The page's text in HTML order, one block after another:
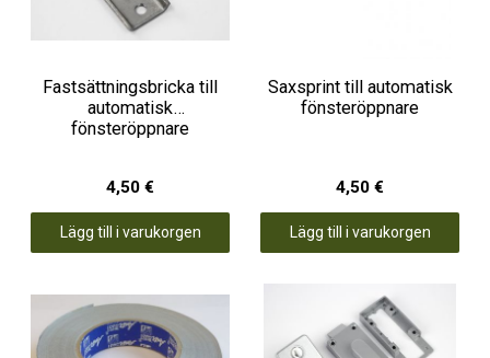
Fastsättningsbricka till
automatisk
fönsteröppnare
4,50 €
Lägg till i varukorgen
Saxsprint till automatisk
fönsteröppnare
4,50 €
Lägg till i varukorgen